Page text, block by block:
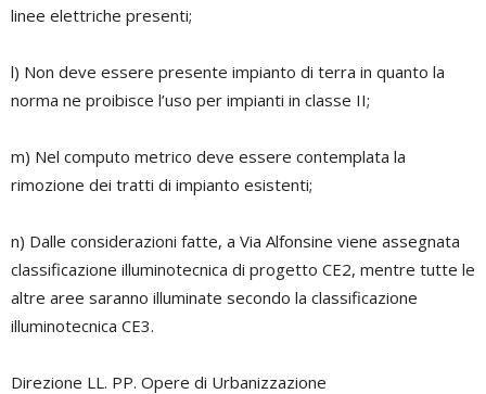
linee elettriche presenti;
l) Non deve essere presente impianto di terra in quanto la
norma ne proibisce l’uso per impianti in classe II;
m) Nel computo metrico deve essere contemplata la
rimozione dei tratti di impianto esistenti;
n) Dalle considerazioni fatte, a Via Alfonsine viene assegnata
classificazione illuminotecnica di progetto CE2, mentre tutte le
altre aree saranno illuminate secondo la classificazione
illuminotecnica CE3.
Direzione LL. PP. Opere di Urbanizzazione